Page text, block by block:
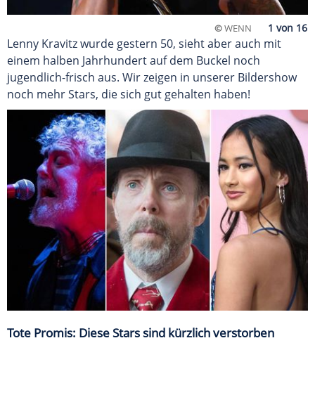
©WENN
Lenny Kravitz wurde gestern 50, sieht aber auch mit
einem halben Jahrhundert auf dem Buckel noch
jugendlich-frisch aus. Wir zeigen in unserer Bildershow
noch mehr Stars, die sich gut gehalten haben!
Tote Promis: Diese Stars sind kürzlich verstorben